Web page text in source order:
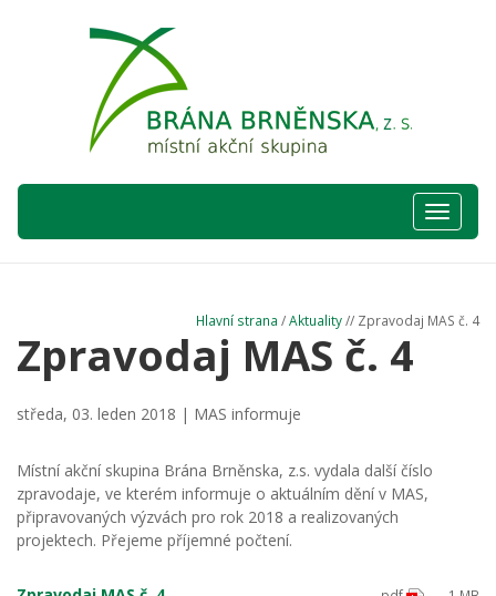
Hlavní
nabídka
Hlavní strana /Aktuality// Zpravodaj MAS č. 4
Zpravodaj MAS č. 4
středa, 03. leden 2018 | MAS informuje
Místní akční skupina Brána Brněnska, z.s. vydala další číslo
zpravodaje, ve kterém informuje o aktuálním dění v MAS,
připravovaných výzvách pro rok 2018 a realizovaných
projektech. Přejeme příjemné počtení.